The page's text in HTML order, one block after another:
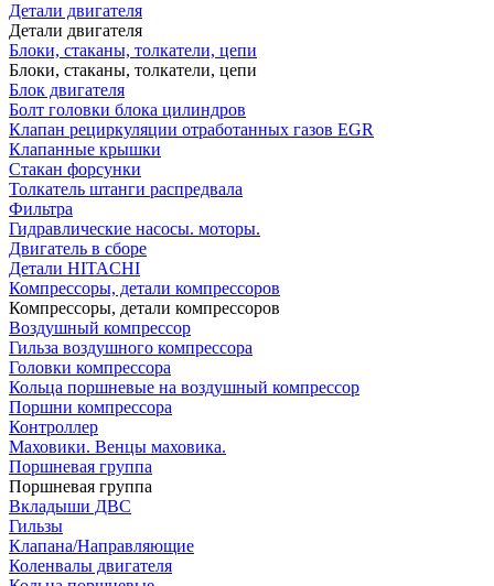
Детали двигателя
Детали двигателя
Блоки, стаканы, толкатели, цепи
Блоки, стаканы, толкатели, цепи
Блок двигателя
Болт головки блока цилиндров
Клапан рециркуляции отработанных газов EGR
Клапанные крышки
Стакан форсунки
Толкатель штанги распредвала
Фильтра
Гидравлические насосы. моторы.
Двигатель в сборе
Детали HITACHI
Компрессоры, детали компрессоров
Компрессоры, детали компрессоров
Воздушный компрессор
Гильза воздушного компрессора
Головки компрессора
Кольца поршневые на воздушный компрессор
Поршни компрессора
Контроллер
Маховики. Венцы маховика.
Поршневая группа
Поршневая группа
Вкладыши ДВС
Гильзы
Клапана/Направляющие
Коленвалы двигателя